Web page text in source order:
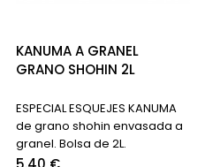
KANUMA A GRANEL
GRANO SHOHIN 2L
ESPECIAL ESQUEJES KANUMA
de grano shohin envasada a
granel. Bolsa de 2L.
Precio